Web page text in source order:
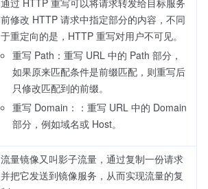
前修改 HTTP 请求中指定部分的内容，不同
于重定向的是，HTTP 重写对用户不可见。
重写 Path：重写 URL 中的 Path 部分，
如果原来匹配条件是前缀匹配，则重写后
只修改匹配到的前缀。
重写 Domain：：重写 URL 中的 Domain
部分，例如域名或 Host。
流量镜像又叫影子流量，通过复制一份请求
并把它发送到镜像服务，从而实现流量的复